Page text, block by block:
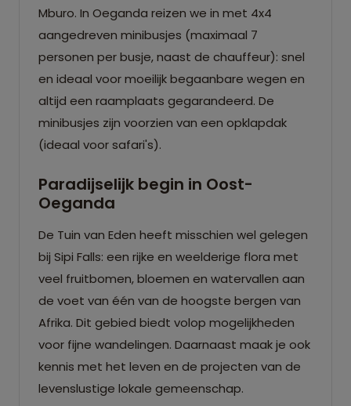
Mburo. In Oeganda reizen we in met 4x4
aangedreven minibusjes (maximaal 7
personen per busje, naast de chauffeur): snel
en ideaal voor moeilijk begaanbare wegen en
altijd een raamplaats gegarandeerd. De
minibusjes zijn voorzien van een opklapdak
(ideaal voor safari's).
Paradijselijk begin in Oost-
Oeganda
De Tuin van Eden heeft misschien wel gelegen
bij Sipi Falls: een rijke en weelderige flora met
veel fruitbomen, bloemen en watervallen aan
de voet van één van de hoogste bergen van
Afrika. Dit gebied biedt volop mogelijkheden
voor fijne wandelingen. Daarnaast maak je ook
kennis met het leven en de projecten van de
levenslustige lokale gemeenschap.